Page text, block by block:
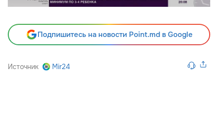
Подпишитесь на новости Point.md в Google
Источник Mir24